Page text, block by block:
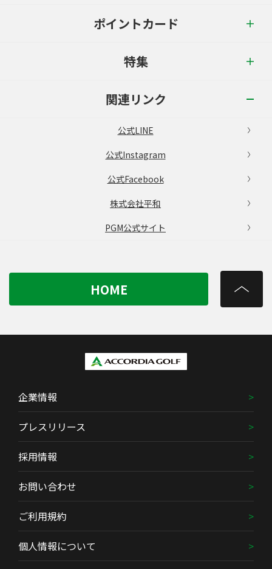
ポイントカード
特集
関連リンク
公式LINE
公式Instagram
公式Facebook
株式会社平和
PGM公式サイト
HOME
企業情報
プレスリリース
採用情報
お問い合わせ
ご利用規約
個人情報について